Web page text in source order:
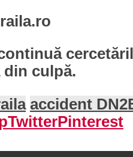
din culpă.
accident
TwitterPinterest